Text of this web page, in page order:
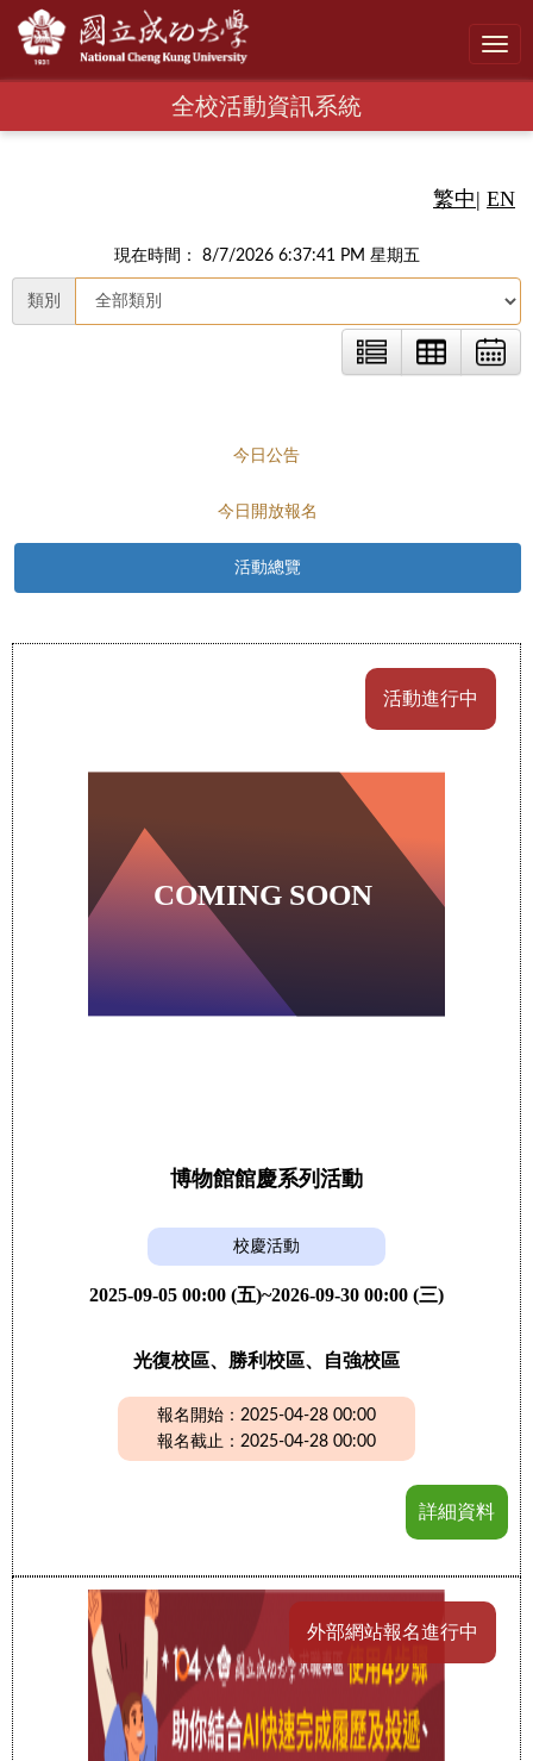
全校活動資訊系統
繁中| EN
現在時間： 8/7/2026 6:37:42 PM 星期五
類別
今日公告
今日開放報名
活動總覽
活動進行中
博物館館慶系列活動
校慶活動
2025-09-05 00:00 (五)~2026-09-30 00:00 (三)
光復校區、勝利校區、自強校區
報名開始：2025-04-28 00:00
報名截止：2025-04-28 00:00
詳細資料
外部網站報名進行中